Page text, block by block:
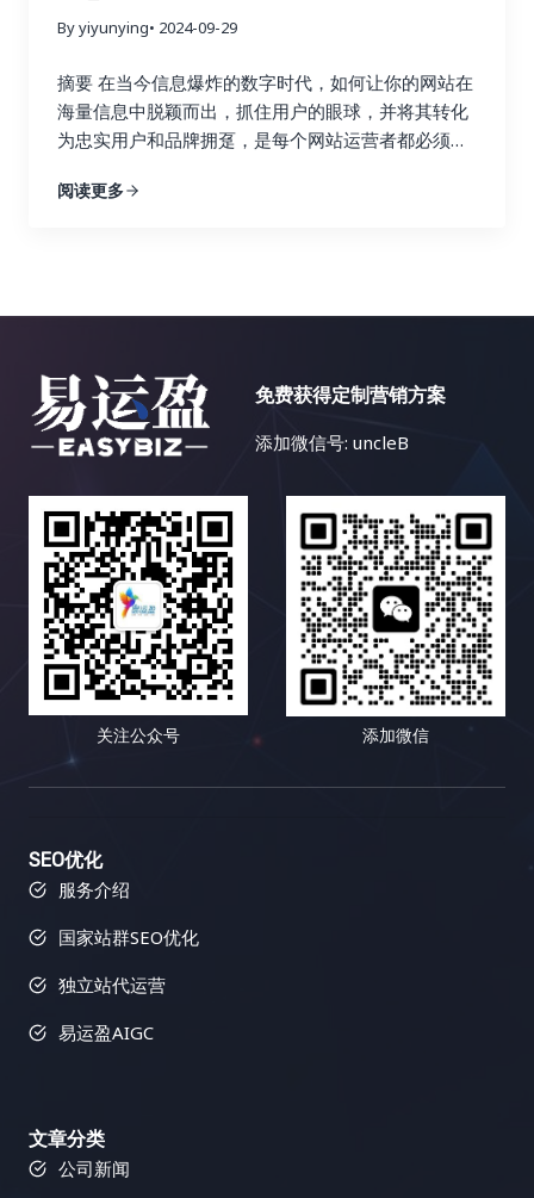
了更高的用户参与度？ 这些指标就像一个仪表盘，可
据分析，你可以发现哪些链接建设策略真正有效，哪
些策略只是徒劳无功。例如，你可能会发现，来自行
业权威博客的链接带来了大量的目标流量和转化，而
害网站的声誉。 基于这些发现，你可以及时调整你的
个持续迭代的过程。你需要定期监控数据，并根据数
需要根据风向和水流的变化不断调整航线，才能最终
安全抵达目的地。 市场环境和用户行为都在不断变
化，只有持续地分析数据，才能保持链接建设策略的
有效性。 五、 案例分析：小红书如何玩转链接建
社交电商平台，其链接建设策略非常值得学习和借
鉴。 小红书的成功并非偶然，而是精心策划和运营的
结果。 让我们深入剖析小红书是如何玩转链接建设
的： 小红书的成功案例表明，高质量的内容和活跃的
社区是链接建设的基石。 通过创造有价值的内容，吸
引用户参与，并引导用户分享和转载，可以获得大量
的、高质量的外部链接，并提升网站的流量、知名度
和最终的转化率。 六、 常见误区：你需要避免哪些
坑？ 在进行链接建设的道路上，充满了各种陷阱和误
区。 避免这些误区可以帮助你少走弯路，提高效率，
复杂的过程，需要不断地学习、实践和优化。 数据驱
动是链接建设成功的关键。 通过追踪和分析数据，你
策略，最终实现网站流量的持续增长，并最终实现你
短跑，需要坚持不懈的努力和持续的优化。 只有不断
学习，不断改进，才能在激烈的竞争中脱颖而出。 易
助客户提升网站在搜索引擎中的排名，增加有机流
量，推动业务增长。我们的使命是通过科学的SEO策
中占据优势。 2. 关键词研究：精准定位，事半功倍
相关的关键词，并分析这些关键词的搜索量、竞争程
度以及排名情况。通过关键词研究，你可以找到潜在
的链接建设目标，例如与你行业相关的博客、论坛和
为你的竞争对手带来了最多的流量，并以此为参考，
吸引目标受众的关注，并最终获得链接。 3. 内容探
探索功能可以帮助你找到在社交媒体上表现优异的内
容。你可以分析这些内容的主题、格式、推广策略等
等，从中学习如何创作更具吸引力的内容，从而吸引
更多的链接。通过分析热门内容，你可以了解目标受
内容，从而提升你的内容营销效果。高质量的内容是
吸引链接的关键，因为它可以为用户提供价值，并鼓
励其他网站链接到你的网站，从而提升你的网站权威
性和排名。好的内容也更容易在社交媒体上被分享，
从而带来更多的曝光率和流量。 三、Semrush：多功
能搜索引擎优化工具，助力链接建设 Semrush 就像
一位多才多艺的助手，可以帮助你进行关键词研究、
竞争对手分析、网站审核等等，全方位提升你的搜索
引擎优化效果。它不仅可以帮助你分析竞争对手，还
可以帮助你跟踪你的搜索引擎优化进度，并提供可操
存在的问题，并提供解决方案，让你可以更好地优化
你的网站，并获得更好的搜索引擎排名和更多的流
Semrush 的反向链接分析功能可以帮助你分析竞争对
手的反向链接情况，包括链接数量、链接质量、链接
来源等等。通过分析竞争对手的链接策略，你可以找
到潜在的链接建设目标，并制定更有效的链接建设策
接建设机会，并制定更有效的策略，从而在竞争中占
据优势，并避免一些常见的错误。 2. 链接建设工具：
比，小语种搜索引擎优化面临着诸多挑战，例如西班
语、韩语、阿拉伯语等等，每一个语种都有其独特的
语法和文化背景。这使得搜索引擎优化策略的制定更
加复杂，我们需要针对不同的语言和文化制定不同的
就很难理解目标市场的用户需求、搜索习惯和文化背
务的推广可能会受到限制，你需要了解目标市场的相
关法律法规。 再次，竞争激烈也是一个不容忽视的问
题。一些热门的小语种市场竞争非常激烈，需要付出
间和资源，进行更深入的关键词研究和内容优化。 最
后，资源匮乏也是小语种搜索引擎优化面临的一个难
题。相比于英语等主流语言，小语种搜索引擎优化的
学习资源和工具相对匮乏。找到合适的工具和资源需
要花费更多的时间和精力。你可能需要尝试不同的工
具，并进行比较和筛选。 然而，挑战与机遇并存。随
着全球化的深入发展，小语种市场蕴藏着巨大的潜
力。这是一个尚未完全开发的蓝海市场。掌握小语种
搜索引擎优化技巧，就能抢占先机，在蓝海市场中获
得丰厚的回报。想想看，如果你的网站能够在竞争相
对较小的市场中获得领先地位，那将带来多么巨大的
更高的市场份额。 二、小语种搜索引擎优化工具箱：
武装你的网站，征服全球 想要在小语种搜索引擎优化
的网站。以下是一些经过实战检验的利器，它们涵盖
容优化等多个方面。它们能够帮助你提升网站排名，
吸引更多目标用户。 三、小语种搜索引擎优化的最佳
获得长期稳定的排名提升。 四、小语种搜索引擎优化
工具对比：选择最适合你的武器 工具类型 功能 适用
By yiyunying• 2024-09-29
摘要 在当今信息爆炸的数字时代，如何让你的网站在
海量信息中脱颖而出，抓住用户的眼球，并将其转化
为忠实用户和品牌拥趸，是每个网站运营者都必须认
一难题的关键所在。本文将深入探讨内容多样化策略
态，最终实现网站流量的持续增长、用户参与度的显
化：为何内容多样化至关重要？ 想象一下，如果一个
花园里只种植着单一品种的花卉，即使再娇艳欲滴，
也会让人感到单调乏味。同样的道理，如果一个网站
只提供单一的内容形式，即使文字再优美，设计再精
失和用户参与度的下降。 互联网用户是一个极其庞大
且异质性极高的群体，不同的用户拥有不同的背景、
兴趣、需求、学习风格、认知模式和行为习惯。有些
人喜欢深入阅读长篇的专业文章，有些人则更倾向于
观看短小精悍的视频教程；有些人对数据和图表情有
独钟，有些人则更容易被生动的故事和案例所打动；
有些人喜欢积极参与互动，分享自己的观点和经验，
有些人则更倾向于被动地接收信息，默默地汲取知
识。内容多样化策略正是为了满足这些不同用户的个
性化需求，提供更具针对性、更 engaging、更富有
长、品牌影响力的提升以及商业目标的全面达成。
二、内容多样化策略的武器库：如何让你的网站“百花
的精准画像和网站的整体战略定位，选择最合适的内
起，构建一个完整、和谐、充满活力的内容生态系
统。以下是一些常用的内容形式及其应用场景： 三、
们的兴趣爱好、痛点需求、内容偏好、信息获取渠
道、行为习惯、心理动机、价值观等，构建完整而精
阅读更多
免费获得定制营销方案
添加微信号: uncleB
关注公众号 添加微信
SEO优化
服务介绍
国家站群SEO优化
独立站代运营
易运盈AIGC
文章分类
公司新闻